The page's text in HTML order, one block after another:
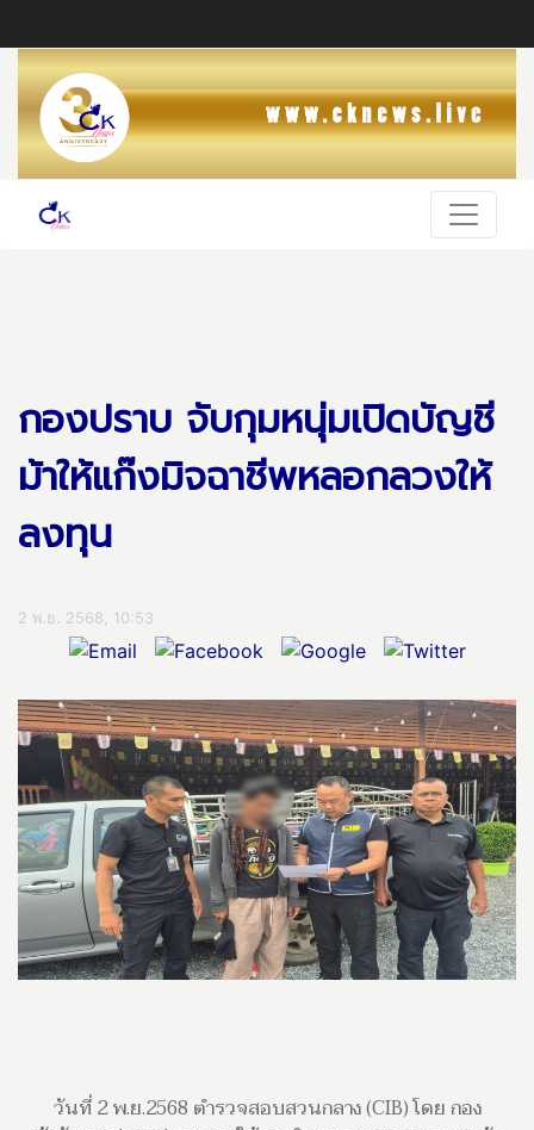
กองปราบ จับกุมหนุ่มเปิดบัญชี
ม้าให้แก๊งมิจฉาชีพหลอกลวงให้
ลงทุน
2 พ.ย. 2568, 10:53
วันที่ 2 พ.ย.2568 ตำรวจสอบสวนกลาง (CIB) โดย กอง